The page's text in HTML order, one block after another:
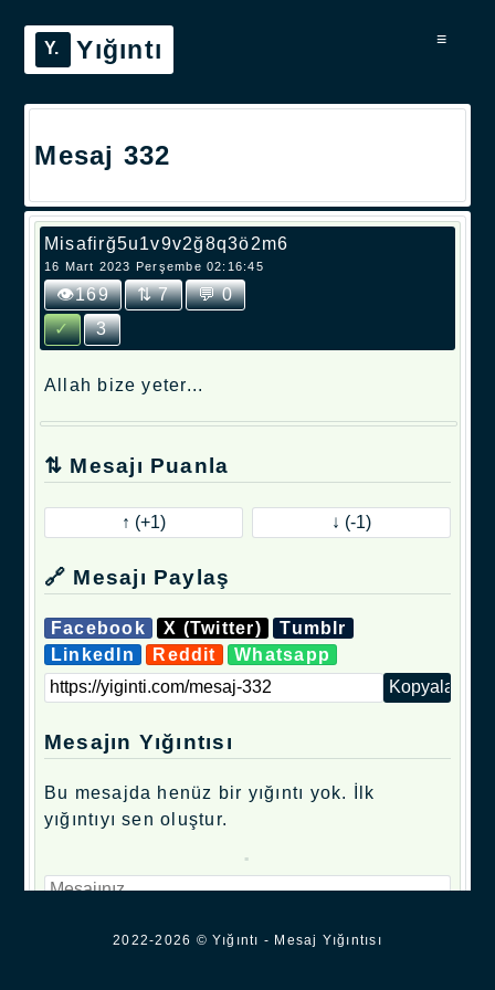
Yığıntı ≡
Mesaj 332
Misafirğ5u1v9v2ğ8q3ö2m6
16 Mart 2023 Perşembe 02:16:45
👁169 ⇅ 7
💬 0
✓
3
Allah bize yeter...
⇅ Mesajı Puanla
🔗 Mesajı Paylaş
Facebook X (Twitter)
Tumblr
LinkedIn
Reddit Whatsapp
Mesajın Yığıntısı
Bu mesajda henüz bir yığıntı yok. İlk
yığıntıyı sen oluştur.
.
2022-2026 © Yığıntı - Mesaj Yığıntısı